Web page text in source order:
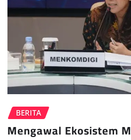
BERITA
Mengawal Ekosistem